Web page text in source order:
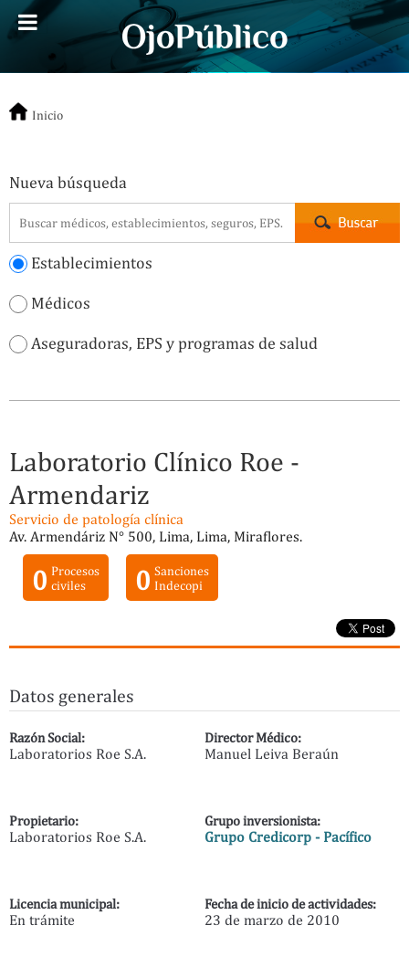
Inicio
Nueva búsqueda
Establecimientos
Médicos
Aseguradoras, EPS y programas de salud
Laboratorio Clínico Roe -
Armendariz
Servicio de patología clínica
Av. Armendáriz N° 500, Lima, Lima, Miraflores.
0 Procesos
civiles
0 Sanciones
Indecopi
Datos generales
Razón Social:
Laboratorios Roe S.A.
Director Médico:
Manuel Leiva Beraún
Propietario:
Laboratorios Roe S.A.
Grupo inversionista:
Grupo Credicorp - Pacífico
Licencia municipal:
En trámite
Fecha de inicio de actividades:
23 de marzo de 2010